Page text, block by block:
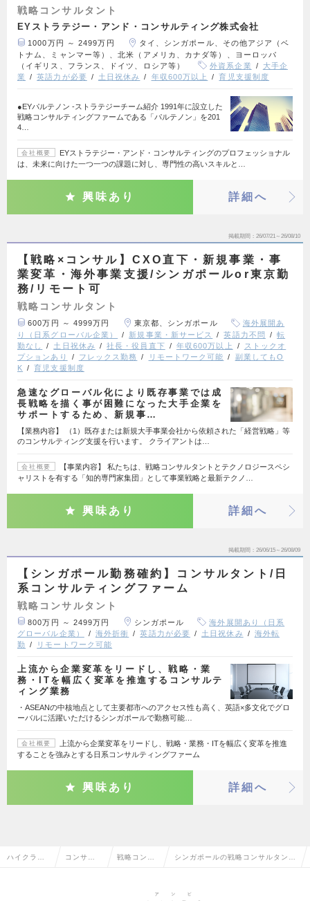
戦略コンサルタント
EYストラテジー・アンド・コンサルティング株式会社
1000万円 ～ 2499万円
タイ、シンガポール、その他アジア（ベ
トナム、ミャンマー等）、北米（アメリカ、カナダ等）、ヨーロッパ
（イギリス、フランス、ドイツ、ロシア等）
外資系企業
大手企
業
英語力が必要 土日祝休み 年収600万以上 育児支援制度
●EYパルテノン ‐ストラテジーチーム紹介 1991年に設立した
戦略コンサルティングファームである「パルテノン」を201
4…
会社概要
EYストラテジー・アンド・コンサルティングのプロフェッショナル
は、未来に向けた一つ一つの課題に対し、専門性の高いスキルと…
興味あり 詳細へ
掲載期間 26/07/21～26/08/10
【戦略×コンサル】CXO直下・新規事業・事
業変革・海外事業支援/シンガポールor東京勤
務/リモート可
戦略コンサルタント
600万円 ～ 4999万円 東京都、シンガポール
海外展開あ
り（日系グローバル企業）
新規事業・新サービス 英語力不問
転
勤なし
土日祝休み 社長・役員直下 年収600万以上
ストックオ
プションあり
フレックス勤務 リモートワーク可能
副業してもO
K
育児支援制度
急速なグローバル化により既存事業では成
長戦略を描く事が困難になった大手企業を
サポートするため、新規事…
【業務内容】 （1）既存または新規大手事業会社から依頼された「経営戦略」等
のコンサルティング支援を行います。 クライアントは…
会社概要
【事業内容】 私たちは、戦略コンサルタントとテクノロジースペシ
ャリストを有する「知的専門家集団」として事業戦略と最新テクノ…
興味あり 詳細へ
掲載期間 26/06/15～26/08/09
【シンガポール勤務確約】コンサルタント/日
系コンサルティングファーム
戦略コンサルタント
800万円 ～ 2499万円 シンガポール
海外展開あり（日系
グローバル企業）
海外折衝 英語力が必要 土日祝休み
海外転
勤
リモートワーク可能
上流から企業変革をリードし、戦略・業
務・ITを幅広く変革を推進するコンサルテ
ィング業務
・ASEANの中核地点として主要都市へのアクセス性も高く、英語×多文化でグロ
ーバルに活躍いただけるシンガポールで勤務可能…
会社概要
上流から企業変革をリードし、戦略・業務・ITを幅広く変革を推進
することを強みとする日系コンサルティングファーム
興味あり 詳細へ
ハイクラス コンサル 戦略コンサ シンガポールの戦略コンサルタント